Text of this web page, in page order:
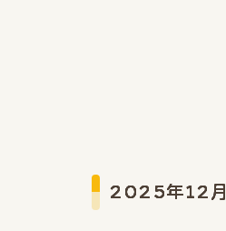
2025年12月